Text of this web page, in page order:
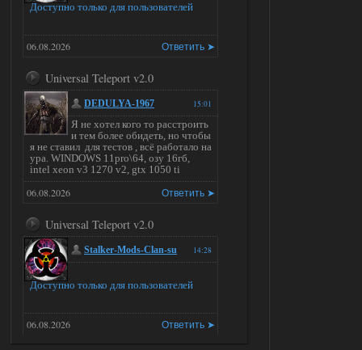
Доступно только для пользователей
Ответить ➤
06.08.2026
Universal Teleport v2.0
15:01
DEDULYA-1967
Я не хотел кого то расстроить
и тем более обидеть, но чтобы
я не ставил для тестов , всё работало на
ура. WINDOWS 11pro\64, озу 16гб,
intel xeon v3 1270 v2, gtx 1050 ti
Ответить ➤
06.08.2026
Universal Teleport v2.0
14:28
Stalker-Mods-Clan-su
Доступно только для пользователей
Ответить ➤
06.08.2026